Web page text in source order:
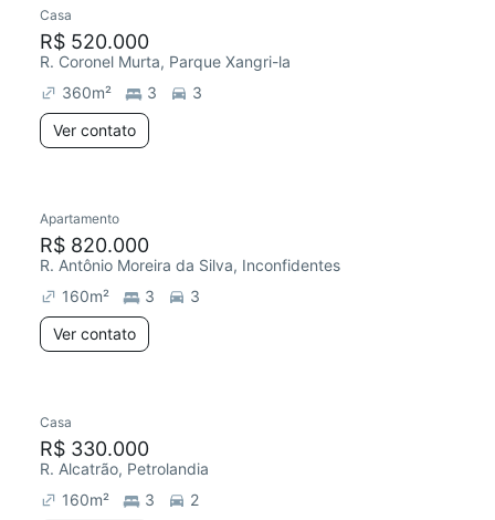
Casa
R$ 520.000
R. Coronel Murta, Parque Xangri-la
360m² 3
3
Ver contato
Apartamento
R$ 820.000
R. Antônio Moreira da Silva, Inconfidentes
160m² 3
3
Ver contato
Casa
R$ 330.000
R. Alcatrão, Petrolandia
160m² 3
2